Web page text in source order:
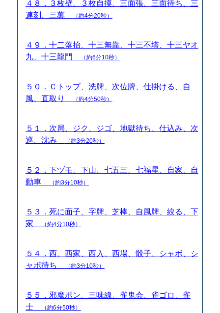
４８．３枚壁、３枚自摸、三面張、三面待ち、三
連刻、三萬
（約4分20秒）
４９．十二落抬、十三無靠、十三不塔、十三ヤオ
九、十三龍門
（約6分10秒）
５０．Ｃトップ、洗牌、次位牌、仕掛ける、自
風、直取り
（約4分50秒）
５１．次局、ジク、ジゴ、地獄待ち、仕込み、次
巡、沈み
（約3分20秒）
５２．下ヅモ、下山、七五三、七福星、自家、自
動車
（約3分10秒）
５３．死に面子、字牌、芝棒、自風牌、絞る、下
家
（約4分10秒）
５４．西、西家、西入、西場、骰子、シャボ、シ
ャボ待ち
（約3分10秒）
５５．邪魔ポン、三味線、雀鬼会、雀ゴロ、雀
士
（約6分50秒）